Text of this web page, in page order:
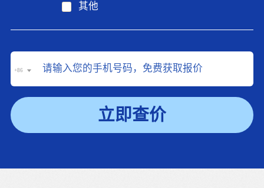
其他
+86
立即查价